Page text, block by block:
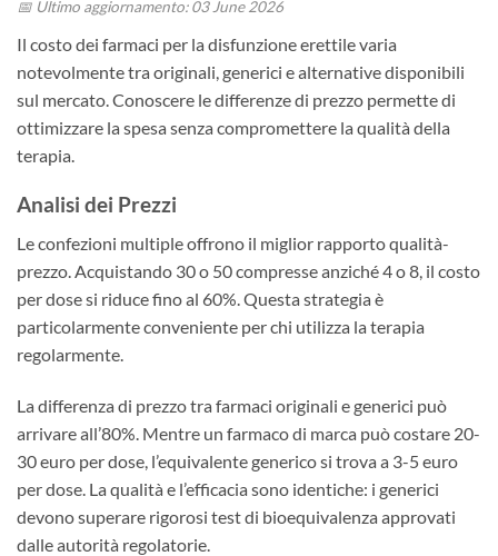
📅 Ultimo aggiornamento: 03 June 2026
Il costo dei farmaci per la disfunzione erettile varia
notevolmente tra originali, generici e alternative disponibili
sul mercato. Conoscere le differenze di prezzo permette di
ottimizzare la spesa senza compromettere la qualità della
terapia.
Analisi dei Prezzi
Le confezioni multiple offrono il miglior rapporto qualità-
prezzo. Acquistando 30 o 50 compresse anziché 4 o 8, il costo
per dose si riduce fino al 60%. Questa strategia è
particolarmente conveniente per chi utilizza la terapia
regolarmente.
La differenza di prezzo tra farmaci originali e generici può
arrivare all’80%. Mentre un farmaco di marca può costare 20-
30 euro per dose, l’equivalente generico si trova a 3-5 euro
per dose. La qualità e l’efficacia sono identiche: i generici
devono superare rigorosi test di bioequivalenza approvati
dalle autorità regolatorie.